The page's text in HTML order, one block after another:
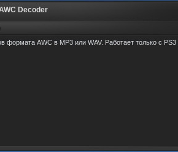
Decoder
формата AWC в MP3 или WAV. Работает только с PS3